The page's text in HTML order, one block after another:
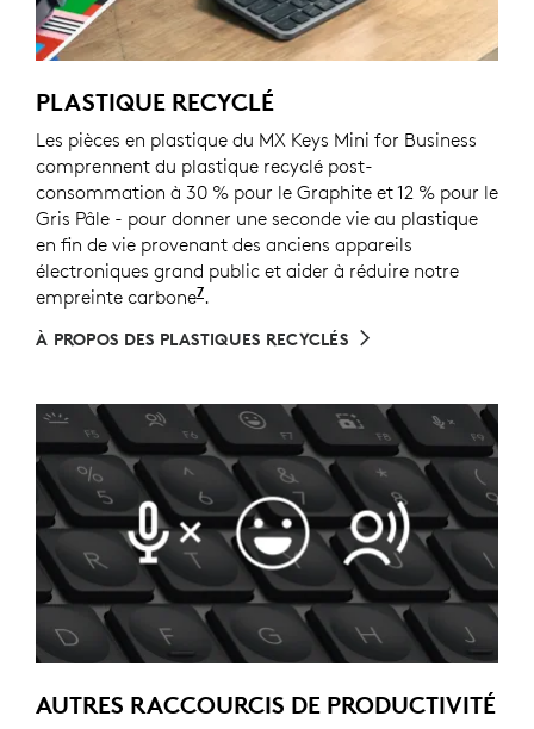
PLASTIQUE RECYCLÉ
Les pièces en plastique du MX Keys Mini for Business
comprennent du plastique recyclé post-
consommation à 30 % pour le Graphite et 12 % pour le
Gris Pâle - pour donner une seconde vie au plastique
en fin de vie provenant des anciens appareils
électroniques grand public et aider à réduire notre
empreinte carbone7Exclut l'emballage et la carte de
.
À PROPOS DES PLASTIQUES RECYCLÉS
AUTRES RACCOURCIS DE PRODUCTIVITÉ